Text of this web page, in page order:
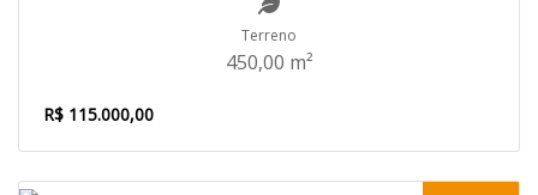
Terreno
450,00 m²
R$ 115.000,00